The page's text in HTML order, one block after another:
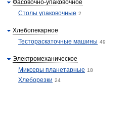
Фасовочно-упаковочное
Столы упаковочные 2
Хлебопекарное
Тестораскаточные машины 49
Электромеханическое
Миксеры планетарные 18
Хлеборезки 24